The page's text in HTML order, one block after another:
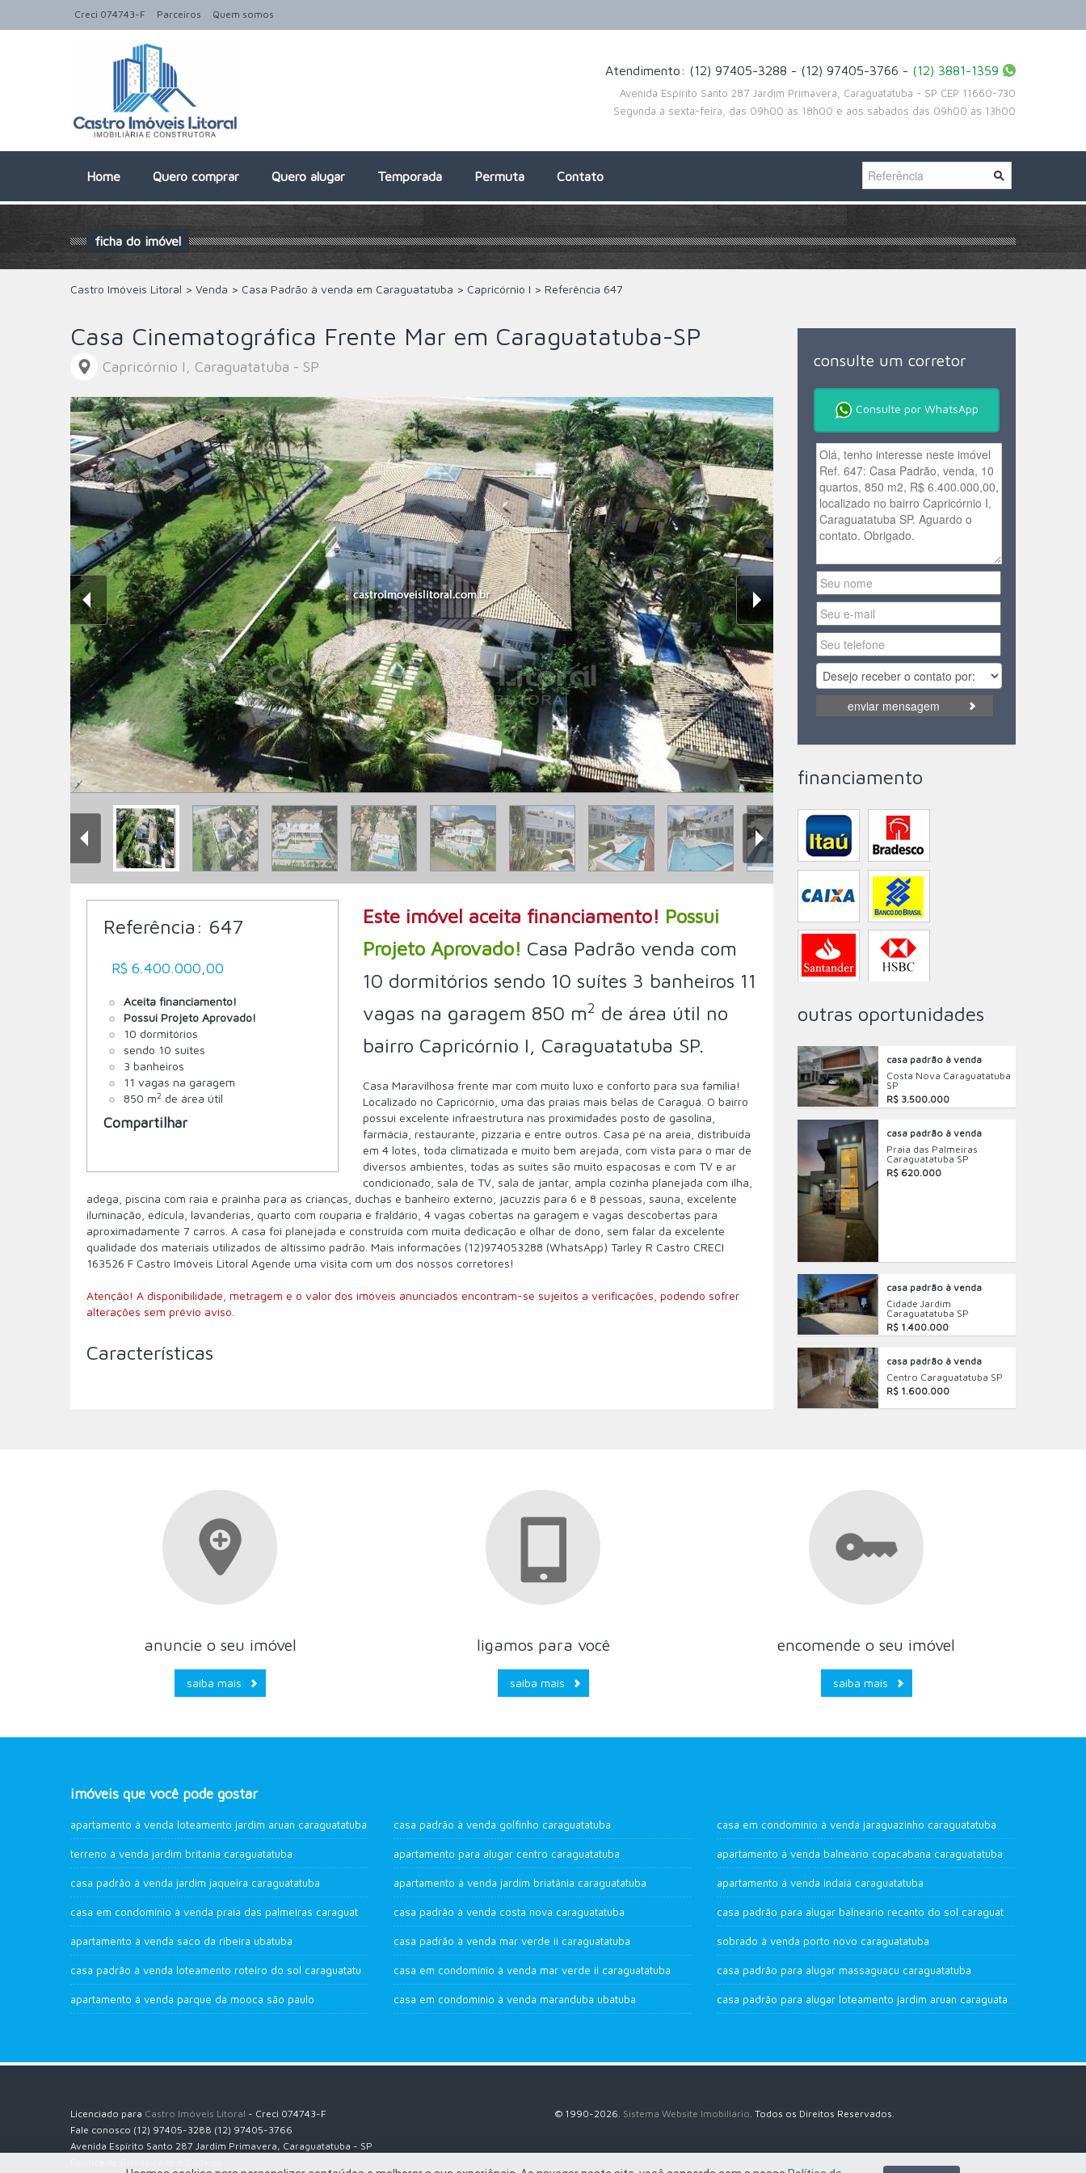
Creci 074743-F Parceiros Quem somos
Atendimento: (12) 97405-3288 - (12) 97405-3766 - (12) 3881-1359
Avenida Espírito Santo 287 Jardim Primavera, Caraguatatuba - SP CEP 11660-730
Segunda à sexta-feira, das 09h00 às 18h00 e aos sábados das 09h00 às 13h00
Home Quero comprar Quero alugar Temporada Permuta Contato
ficha do imóvel
Castro Imóveis Litoral > Venda > Casa Padrão à venda em Caraguatatuba > Capricórnio I > Referência 647
Casa Cinematográfica Frente Mar em Caraguatatuba-SP
Capricórnio I, Caraguatatuba - SP
Referência: 647
R$ 6.400.000,00
Aceita financiamento!
Possui Projeto Aprovado!
10 dormitórios
sendo 10 suítes
3 banheiros
11 vagas na garagem
850 m2 de área útil
Compartilhar
Este imóvel aceita financiamento! Possui
Projeto Aprovado! Casa Padrão venda com
10 dormitórios sendo 10 suítes 3 banheiros 11
vagas na garagem 850 m2 de área útil no
bairro Capricórnio I, Caraguatatuba SP.
Casa Maravilhosa frente mar com muito luxo e conforto para sua família!
Localizado no Capricórnio, uma das praias mais belas de Caraguá. O bairro
possui excelente infraestrutura nas proximidades posto de gasolina,
farmácia, restaurante, pizzaria e entre outros. Casa pé na areia, distribuída
em 4 lotes, toda climatizada e muito bem arejada, com vista para o mar de
diversos ambientes, todas as suítes são muito espaçosas e com TV e ar
condicionado, sala de TV, sala de jantar, ampla cozinha planejada com ilha,
adega, piscina com raia e prainha para as crianças, duchas e banheiro externo, jacuzzis para 6 e 8 pessoas, sauna, excelente
iluminação, edícula, lavanderias, quarto com rouparia e fraldário, 4 vagas cobertas na garagem e vagas descobertas para
aproximadamente 7 carros. A casa foi planejada e construída com muita dedicação e olhar de dono, sem falar da excelente
qualidade dos materiais utilizados de altíssimo padrão. Mais informações (12)974053288 (WhatsApp) Tarley R Castro CRECI
163526 F Castro Imóveis Litoral Agende uma visita com um dos nossos corretores!
Atenção! A disponibilidade, metragem e o valor dos imóveis anunciados encontram-se sujeitos a verificações, podendo sofrer
alterações sem prévio aviso.
Características
consulte um corretor
Consulte por WhatsApp
enviar mensagem
financiamento
outras oportunidades
casa padrão à venda
Costa Nova Caraguatatuba
SP
R$ 3.500.000
casa padrão à venda
Praia das Palmeiras
Caraguatatuba SP
R$ 620.000
casa padrão à venda
Cidade Jardim
Caraguatatuba SP
R$ 1.400.000
casa padrão à venda
Centro Caraguatatuba SP
R$ 1.600.000
anuncie o seu imóvel
saiba mais
ligamos para você
saiba mais
encomende o seu imóvel
saiba mais
imóveis que você pode gostar
apartamento à venda loteamento jardim aruan caraguatatuba casa padrão à venda golfinho caraguatatuba casa em condomínio à venda jaraguazinho caraguatatuba
terreno à venda jardim britania caraguatatuba apartamento para alugar centro caraguatatuba apartamento à venda balneário copacabana caraguatatuba
casa padrão à venda jardim jaqueira caraguatatuba apartamento à venda jardim briatânia caraguatatuba apartamento à venda indaiá caraguatatuba
casa padrão à venda costa nova caraguatatuba
apartamento à venda saco da ribeira ubatuba casa padrão à venda mar verde ii caraguatatuba sobrado à venda porto novo caraguatatuba
casa em condomínio à venda mar verde ii caraguatatuba casa padrão para alugar massaguaçu caraguatatuba
apartamento à venda parque da mooca são paulo casa em condomínio à venda maranduba ubatuba
Licenciado para Castro Imóveis Litoral - Creci 074743-F
Fale conosco (12) 97405-3288 (12) 97405-3766
Avenida Espírito Santo 287 Jardim Primavera, Caraguatatuba - SP
© 1990-2026. Sistema Website Imobiliário. Todos os Direitos Reservados.